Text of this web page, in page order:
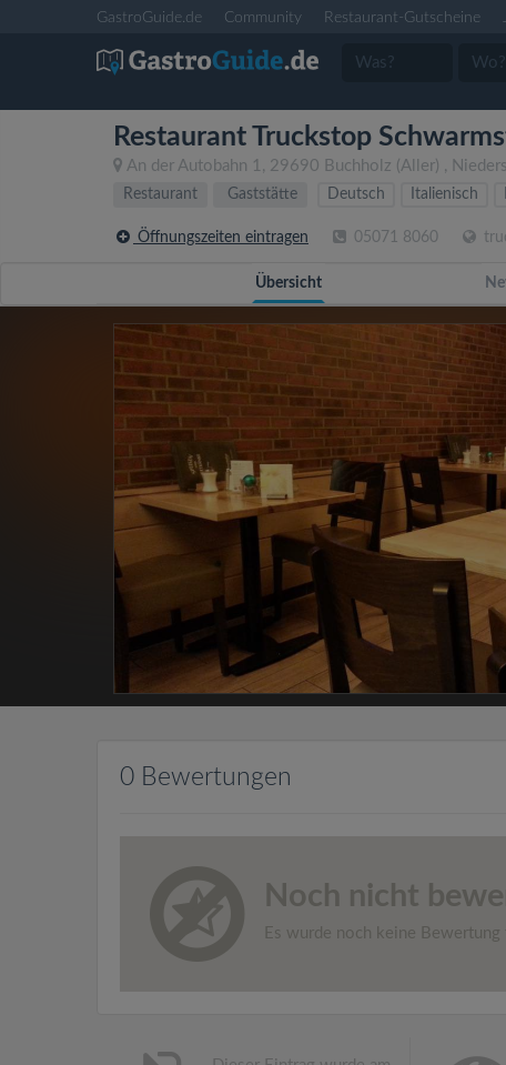
GastroGuide.de Community Restaurant-Gutscheine
Restaurant Truckstop
An der Autobahn 1 , 29690 Buchholz (Aller) ,
Restaurant Gaststätte Deutsch Italienisch
Öffnungszeiten eintragen 05071 8060
Übersicht
0 Bewertungen
Noch nicht
Es wurde noch keine Bewertung